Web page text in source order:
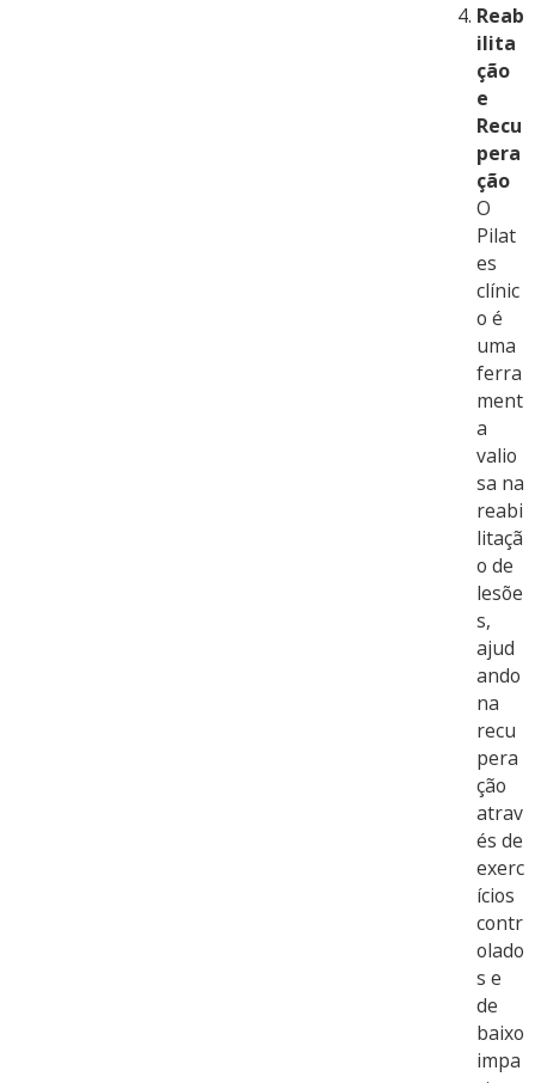
Reab
ilita
ção
e
Recu
pera
ção
O
Pilat
es
clínic
o é
uma
ferra
ment
a
valio
sa na
reabi
litaçã
o de
lesõe
s,
ajud
ando
na
recu
pera
ção
atrav
és de
exerc
ícios
contr
olado
s e
de
baixo
impa